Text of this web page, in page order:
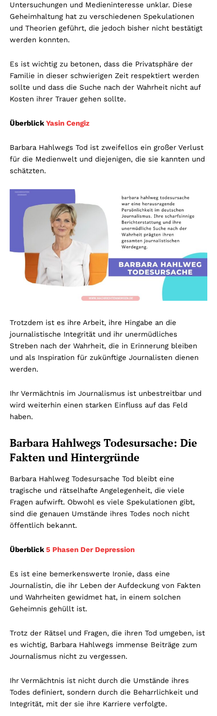
Untersuchungen und Medieninteresse unklar. Diese
Geheimhaltung hat zu verschiedenen Spekulationen
und Theorien geführt, die jedoch bisher nicht bestätigt
werden konnten.
Es ist wichtig zu betonen, dass die Privatsphäre der
Familie in dieser schwierigen Zeit respektiert werden
sollte und dass die Suche nach der Wahrheit nicht auf
Kosten ihrer Trauer gehen sollte.
Überblick Yasin Cengiz
Barbara Hahlwegs Tod ist zweifellos ein großer Verlust
für die Medienwelt und diejenigen, die sie kannten und
schätzten.
Trotzdem ist es ihre Arbeit, ihre Hingabe an die
journalistische Integrität und ihr unermüdliches
Streben nach der Wahrheit, die in Erinnerung bleiben
und als Inspiration für zukünftige Journalisten dienen
werden.
Ihr Vermächtnis im Journalismus ist unbestreitbar und
wird weiterhin einen starken Einfluss auf das Feld
haben.
Barbara Hahlwegs Todesursache: Die
Fakten und Hintergründe
Barbara Hahlweg Todesursache Tod bleibt eine
tragische und rätselhafte Angelegenheit, die viele
Fragen aufwirft. Obwohl es viele Spekulationen gibt,
sind die genauen Umstände ihres Todes noch nicht
öffentlich bekannt.
Überblick 5 Phasen Der Depression
Es ist eine bemerkenswerte Ironie, dass eine
Journalistin, die ihr Leben der Aufdeckung von Fakten
und Wahrheiten gewidmet hat, in einem solchen
Geheimnis gehüllt ist.
Trotz der Rätsel und Fragen, die ihren Tod umgeben, ist
es wichtig, Barbara Hahlwegs immense Beiträge zum
Journalismus nicht zu vergessen.
Ihr Vermächtnis ist nicht durch die Umstände ihres
Todes definiert, sondern durch die Beharrlichkeit und
Integrität, mit der sie ihre Karriere verfolgte.